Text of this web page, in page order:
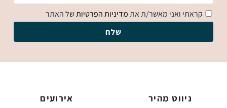
קראתי ואני מאשר/ת אתמדיניות הפרטיותשל האתר
ניווט מהיר אירועים